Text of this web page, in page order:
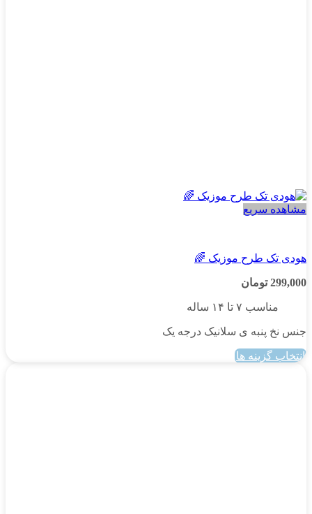
مشاهده سریع
هودی تک طرح موزیک 🌈
299,000 تومان
مناسب ۷ تا ۱۴ ساله
جنس نخ پنبه ی سلانیک درجه یک
انتخاب گزینه ها